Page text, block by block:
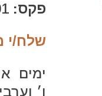
פקס:
שלח/י
ימים א׳-ה׳:
ו׳ וערבי חג: